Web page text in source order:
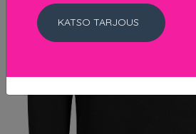
KATSO TARJOUS